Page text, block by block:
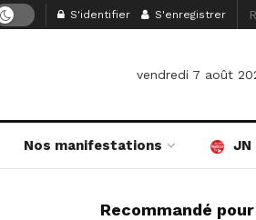
S'identifier S'enregistrer
vendredi 7 août
Nos manifestations JN
Recommandé